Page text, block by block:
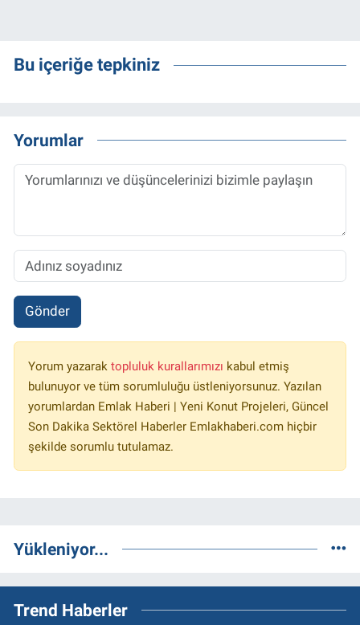
Bu içeriğe tepkiniz
Yorumlar
Gönder
Yorum yazarak topluluk kurallarımızı kabul etmiş
bulunuyor ve tüm sorumluluğu üstleniyorsunuz. Yazılan
yorumlardan Emlak Haberi | Yeni Konut Projeleri, Güncel
Son Dakika Sektörel Haberler Emlakhaberi.com hiçbir
şekilde sorumlu tutulamaz.
Yükleniyor...
Trend Haberler